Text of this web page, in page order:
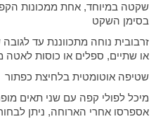
שקטה במיוחד, אחת ממכונות
בסימן השקט
או שתיים, ספלים או כוסות לאטה
שטיפה אוטומטית בלחיצת כפתור
מיכל לפולי קפה עם שני תאים
אספרסו אחרי הארוחה, ניתן לבחור